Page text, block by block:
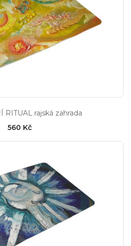
RITUAL rajská zahrada
560 Kč